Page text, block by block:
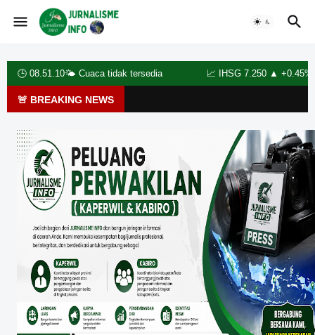
🕒 08.51.12🌤️ Cuaca tidak tersedia 📈 IHSG 7.250 ▲ +0.45% |
🚨 BREAKING NEWS